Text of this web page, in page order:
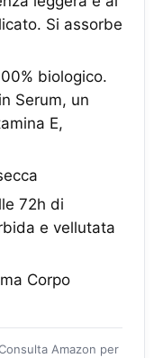
Si assorbe
biologico.
Serum, un
E,
72h di
e vellutata
Corpo
Amazon per